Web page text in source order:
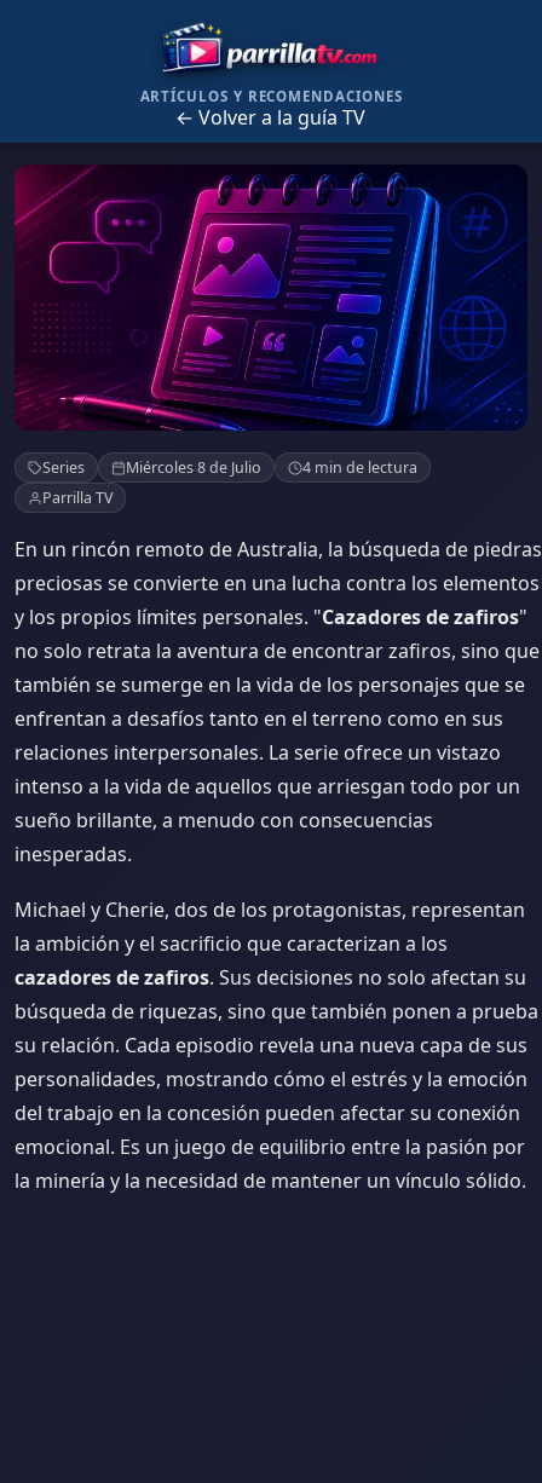
ARTÍCULOS Y RECOMENDACIONES
← Volver a la guía TV
Cazadores de zafiros
Series Miércoles 8 de Julio
4 min de lectura
Parrilla TV
En un rincón remoto de Australia, la búsqueda de piedras
preciosas se convierte en una lucha contra los elementos
y los propios límites personales. "Cazadores de zafiros"
no solo retrata la aventura de encontrar zafiros, sino que
también se sumerge en la vida de los personajes que se
enfrentan a desafíos tanto en el terreno como en sus
relaciones interpersonales. La serie ofrece un vistazo
intenso a la vida de aquellos que arriesgan todo por un
sueño brillante, a menudo con consecuencias
inesperadas.
Michael y Cherie, dos de los protagonistas, representan
la ambición y el sacrificio que caracterizan a los
cazadores de zafiros. Sus decisiones no solo afectan su
búsqueda de riquezas, sino que también ponen a prueba
su relación. Cada episodio revela una nueva capa de sus
personalidades, mostrando cómo el estrés y la emoción
del trabajo en la concesión pueden afectar su conexión
emocional. Es un juego de equilibrio entre la pasión por
la minería y la necesidad de mantener un vínculo sólido.